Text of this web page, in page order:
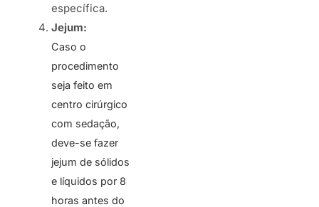
específica.
Jejum:
Caso o
procedimento
seja feito em
centro cirúrgico
com sedação,
deve-se fazer
jejum de sólidos
e líquidos por 8
horas antes do